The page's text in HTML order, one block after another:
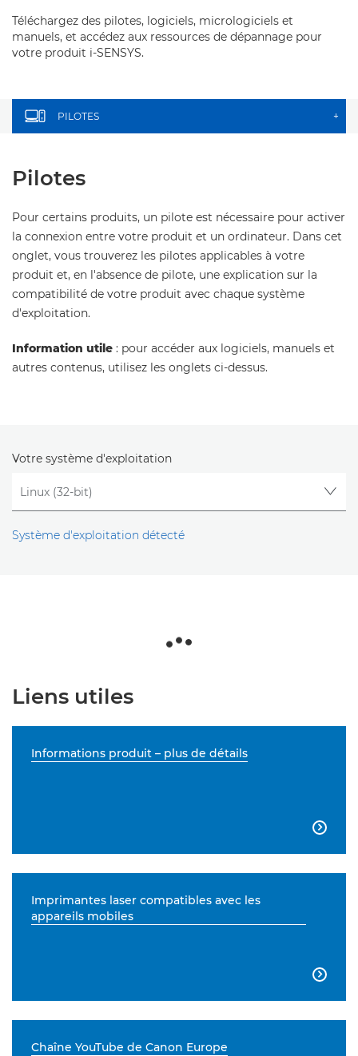
Téléchargez des pilotes, logiciels, micrologiciels et
manuels, et accédez aux ressources de dépannage pour
votre produit i-SENSYS.
PILOTES +
Pilotes
Pour certains produits, un pilote est nécessaire pour activer
la connexion entre votre produit et un ordinateur. Dans cet
onglet, vous trouverez les pilotes applicables à votre
produit et, en l'absence de pilote, une explication sur la
compatibilité de votre produit avec chaque système
d'exploitation.
Information utile : pour accéder aux logiciels, manuels et
autres contenus, utilisez les onglets ci-dessus.
Votre système d'exploitation
Système d'exploitation détecté
Liens utiles
Informations produit – plus de détails

Imprimantes laser compatibles avec les
appareils mobiles

Chaîne YouTube de Canon Europe